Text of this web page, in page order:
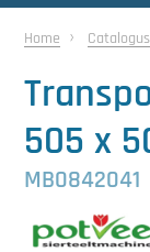
Koeling
Ontvochtiging
Home Catalogus
505 x
MB0842041